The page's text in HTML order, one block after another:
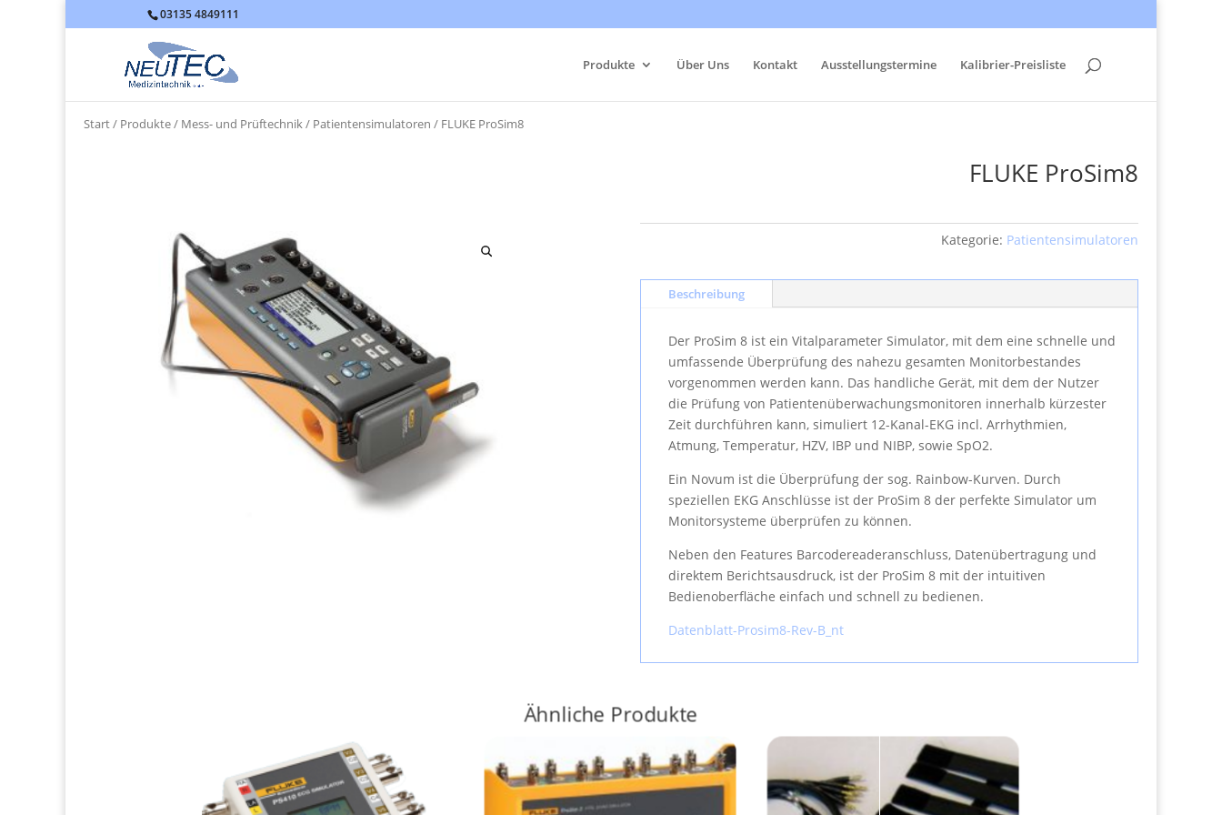
03135 4849111
Produkte Über Uns Kontakt Ausstellungstermine Kalibrier-Preisliste
Products
Start/ Produkte/ Mess- und Prüftechnik/ Patientensimulatoren / FLUKE ProSim8
FLUKE ProSim8
Kategorie: Patientensimulatoren
Beschreibung
Der ProSim 8 ist ein Vitalparameter Simulator, mit dem eine schnelle und
umfassende Überprüfung des nahezu gesamten Monitor­bestandes
vorgenommen werden kann. Das handliche Gerät, mit dem der Nutzer
die Prüfung von Patientenüberwachungsmonitoren innerhalb kürzester
Zeit durchführen kann, simuliert 12-Kanal-EKG incl. Arrhythmien,
Atmung, Temperatur, HZV, IBP und NIBP, sowie SpO2.
Ein Novum ist die Überprüfung der sog. Rainbow-Kurven. Durch
speziellen EKG Anschlüsse ist der ProSim 8 der perfekte Simulator um
Monitorsysteme überprüfen zu können.
Neben den Features Barcode­reader­anschluss, Datenübertragung und
direktem Berichts­ausdruck, ist der ProSim 8 mit der intuitiven
Bedienoberfläche einfach und schnell zu bedienen.
Datenblatt-Prosim8-Rev-B_nt
Ähnliche Produkte